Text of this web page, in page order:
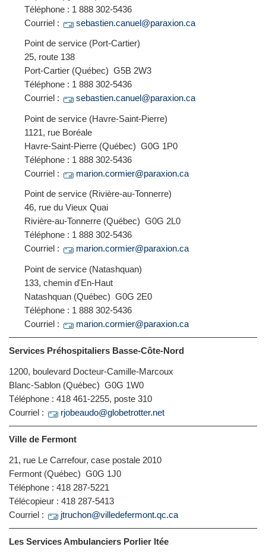
Téléphone : 1 888 302-5436
Courriel :
sebastien.canuel@paraxion.ca
Point de service (Port-Cartier)
25, route 138
Port-Cartier (Québec) G5B 2W3
Téléphone : 1 888 302-5436
Courriel :
sebastien.canuel@paraxion.ca
Point de service (Havre-Saint-Pierre)
1121, rue Boréale
Havre-Saint-Pierre (Québec) G0G 1P0
Téléphone : 1 888 302-5436
Courriel :
marion.cormier@paraxion.ca
Point de service (Rivière-au-Tonnerre)
46, rue du Vieux Quai
Rivière-au-Tonnerre (Québec) G0G 2L0
Téléphone : 1 888 302-5436
Courriel :
marion.cormier@paraxion.ca
Point de service (Natashquan)
133, chemin d'En-Haut
Natashquan (Québec) G0G 2E0
Téléphone : 1 888 302-5436
Courriel :
marion.cormier@paraxion.ca
Services Préhospitaliers Basse-Côte-Nord
1200, boulevard Docteur-Camille-Marcoux
Blanc-Sablon (Québec) G0G 1W0
Téléphone : 418 461-2255, poste 310
Courriel :
rjobeaudo@globetrotter.net
Ville de Fermont
21, rue Le Carrefour, case postale 2010
Fermont (Québec) G0G 1J0
Téléphone : 418 287-5221
Télécopieur : 418 287-5413
Courriel :
jtruchon@villedefermont.qc.ca
Les Services Ambulanciers Porlier ltée